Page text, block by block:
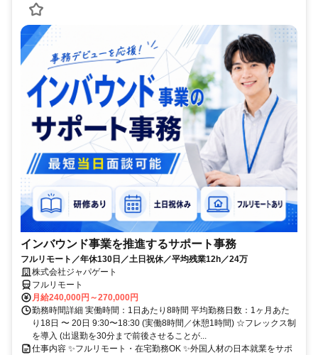
インバウンド事業を推進するサポート事務
フルリモート／年休130日／土日祝休／平均残業12h／24万
株式会社ジャパゲート
フルリモート
月給240,000円～270,000円
勤務時間詳細 実働時間：1日あたり8時間 平均勤務日数：1ヶ月あた
り18日 〜 20日 9:30〜18:30 (実働8時間／休憩1時間) ☆フレックス制
を導入 (出退勤を30分まで前後させることが...
仕事内容 ✨フルリモート・在宅勤務OK ✨外国人材の日本就業をサポ